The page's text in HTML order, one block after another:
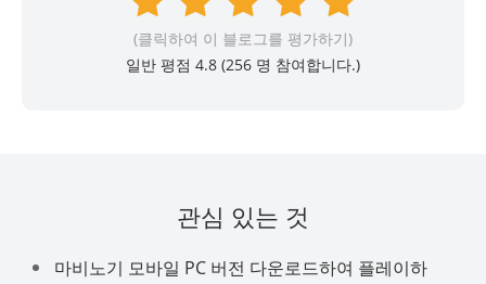
(클릭하여 이 블로그를 평가하기)
일반 평점 4.8 (256 명 참여합니다.)
관심 있는 것
마비노기 모바일 PC 버전 다운로드하여 플레이하